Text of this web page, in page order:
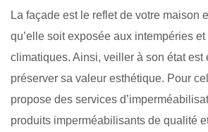
La façade est le reflet de votre maison
qu’elle soit exposée aux intempéries
climatiques. Ainsi, veiller à son état est
préserver sa valeur esthétique. Pour
propose des services
produits imperméabilisants de qualité